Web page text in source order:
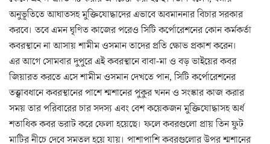
অনুভূতিতে আঘাতসহ মুক্তিযোদ্ধাদের এভাবে অবমাননার বিচার সরকার
করবে। তবে এমন ঘৃণিত কাজের পরেও সিটি কর্পোরেশনের কোন কর্মকর্তা
কবরস্থানে না আসায় শামীম ওসমান তাদের প্রতি ক্ষোভ প্রকাশ করেন।
এর আগে সোমবার দুপুরে এই কবরস্থানে বাবা-মা ও বড় ভাইয়ের কবর
জিয়ারত করতে এসে শামীম ওসমান দেখতে পান, সিটি কর্পোরেশনের
তত্ত্বাবধানে কবরস্থানের পাশে শ্মশানের পুকুর খনন ও সংস্কার কাজ করার
সময় তার পরিবারের চার সদস্য এবং বেশ কয়েকজন মুক্তিযোদ্ধাসহ অর্ধ
শতাধিক কবর ভরাট করে ফেলা হয়েছে। ফলে কবরগুলো প্রায় তিন ফুট
মাটির নীচে দেবে সমতল হয়ে যায়। পাশাপাশি কবরগুলোর উপর শ্মশানের